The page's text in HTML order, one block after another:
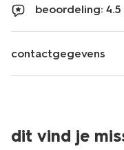
beoordeling:
contactgegevens
dit vind je
2 paar